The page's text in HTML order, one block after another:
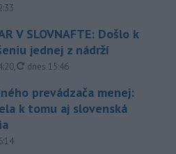
V SLOVNAFTE: Došlo k
jednej z nádrží
, aktualizované
dnes 15:46
prevádzača menej:
k tomu aj slovenská